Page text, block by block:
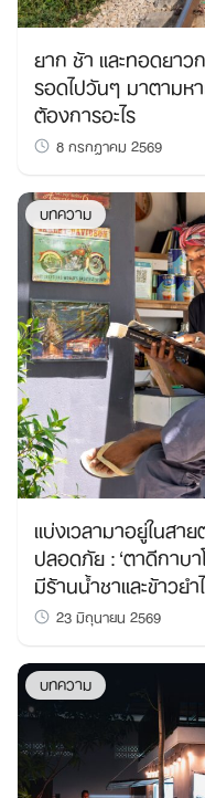
Search
for:
ยาก ช้า และทอดยาว
รอดไปวันๆ มาตามห
ต้องการอะไร
8 กรกฎาคม 2569
บทความ
แบ่งเวลามาอยู่ในสา
ปลอดภัย : ‘ตาดีกาบ
มีร้านน้ำชาและข้าวย
23 มิถุนายน 2569
บทความ